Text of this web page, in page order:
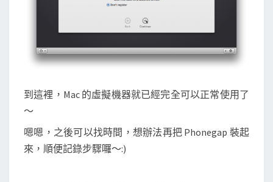
到這裡，Mac 的虛擬機器就已經完全可以正常使用了
～
嗯嗯，之後可以找時間，想辦法再把 Phonegap 裝起
來，順便記錄步驟囉～:)